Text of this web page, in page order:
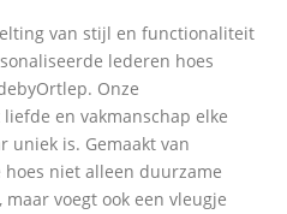
van stijl en functionaliteit
lederen hoes
Onze
en vakmanschap elke
uniek is. Gemaakt van
niet alleen duurzame
voegt ook een vleugje